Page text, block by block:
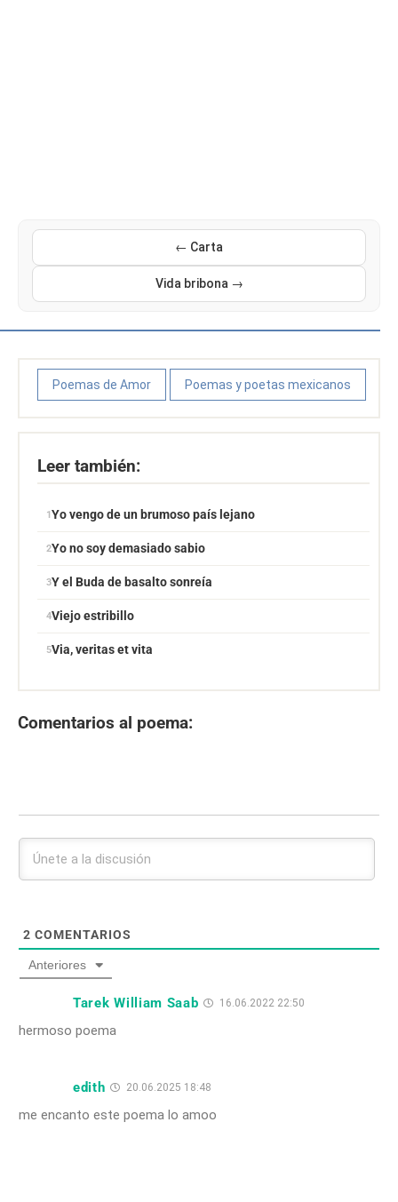
← Carta
Vida bribona →
Poemas de Amor Poemas y poetas mexicanos
Leer también:
Yo vengo de un brumoso país lejano
Yo no soy demasiado sabio
Y el Buda de basalto sonreía
Viejo estribillo
Via, veritas et vita
Comentarios al poema:
2 COMENTARIOS
Anteriores
Tarek William Saab 16.06.2022 22:50
hermoso poema
edith 20.06.2025 18:48
me encanto este poema lo amoo